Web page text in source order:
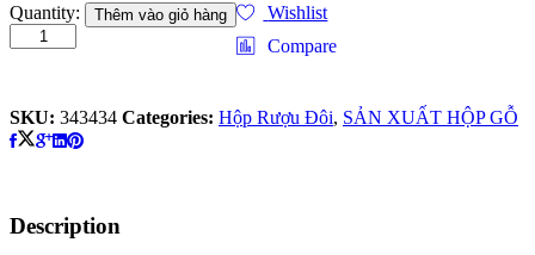
Sang
Trọng
và
Hộp
Rượu
Vang
Quantity: Thêm vào giỏ hàng
Wishlist
Compare
SKU: 343434 Categories: Hộp Rượu Đôi, SẢN XUẤT HỘP GỖ
Description